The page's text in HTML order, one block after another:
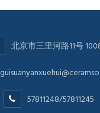
北京市三里河路11号
57811248/57811245